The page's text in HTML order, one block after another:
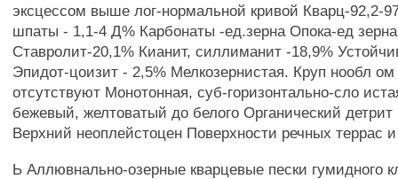
эксцессом выше лог-нормальной кривой Кварц-92,2-
шпаты - 1,1-4 Д% Карбонаты -ед.зерна Опока-ед
Ставролит-20,1% Кианит, силлиманит -18,9%
Эпидот-цоизит - 2,5% Мелкозернистая. Круп нообл
отсутствуют Монотонная, суб-горизонтально-сло
бежевый, желтоватый до белого Органический детрит
Верхний неоплейстоцен Поверхности речных террас
Ь Аллювнально-озерные кварцевые пески гумидного